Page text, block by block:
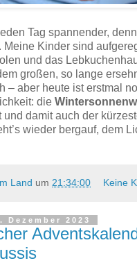
Tag spannender,
Meine Kinder sind
und das
großen, so lange
– aber heute ist erstmal
die
und damit auch der
wieder bergauf, dem
Land um 21:34:00 Keine
Dezember 2023